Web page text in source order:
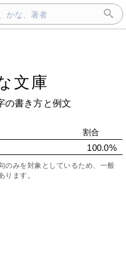
文庫
の書き方と例文
割合
100.0%
のみを対象としているため、一般
ります。